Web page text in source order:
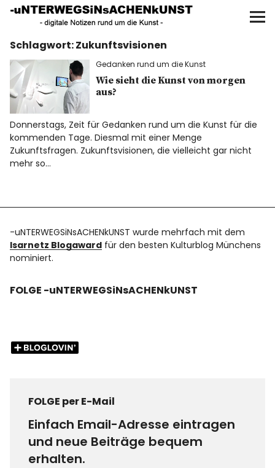
UNTERWEGS IN SACHEN
KUNST
Start
AKTUELLE AUSSTELLUNGEN
KUNSTSPAZIERGÄNGE
ÜBER
f I P
Schlagwort:Zukunftsvisionen
Gedanken rund um die Kunst
Wie sieht die Kunst von morgen
aus?
Donnerstags, Zeit für Gedanken rund um die Kunst für die
kommenden Tage. Diesmal mit einer Menge
Zukunftsfragen. Zukunftsvisionen, die vielleicht gar nicht
mehr so…
-uNTERWEGSiNsACHENkUNST wurde mehrfach mit dem
Isarnetz Blogaward für den besten Kulturblog Münchens
nominiert.
FOLGE -uNTERWEGSiNsACHENkUNST
FOLGE per E-Mail
Einfach Email-Adresse eintragen
und neue Beiträge bequem
erhalten.